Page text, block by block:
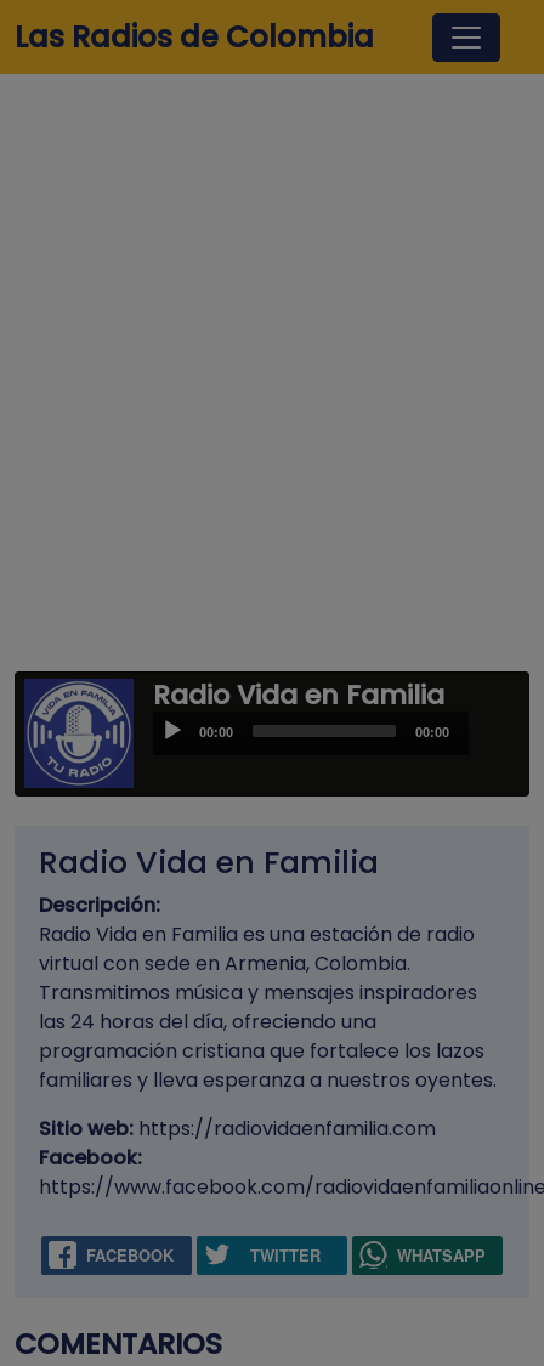
Pasar al contenido principal
Las Radios de Colombia
Radio Vida en Familia
Audio00:00 00:00
Radio Vida en Familia
Descripción:
Radio Vida en Familia es una estación de radio
virtual con sede en Armenia, Colombia.
Transmitimos música y mensajes inspiradores
las 24 horas del día, ofreciendo una
programación cristiana que fortalece los lazos
familiares y lleva esperanza a nuestros oyentes.
Sitio web: https://radiovidaenfamilia.com
Facebook:
https://www.facebook.com/
FACEBOOK TWITTER WHATSAPP
COMENTARIOS